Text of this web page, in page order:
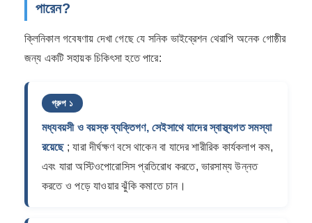
পারেন?
ক্লিনিকাল গবেষণায় দেখা গেছে যে সনিক ভাইব্রেশন থেরাপি অনেক গোষ্ঠীর
জন্য একটি সহায়ক চিকিৎসা হতে পারে:
গ্রুপ ১
মধ্যবয়সী ও বয়স্ক ব্যক্তিগণ, সেইসাথে যাদের স্বাস্থ্যগত সমস্যা
রয়েছে; যারা দীর্ঘক্ষণ বসে থাকেন বা যাদের শারীরিক কার্যকলাপ কম,
এবং যারা অস্টিওপোরোসিস প্রতিরোধ করতে, ভারসাম্য উন্নত
করতে ও পড়ে যাওয়ার ঝুঁকি কমাতে চান।